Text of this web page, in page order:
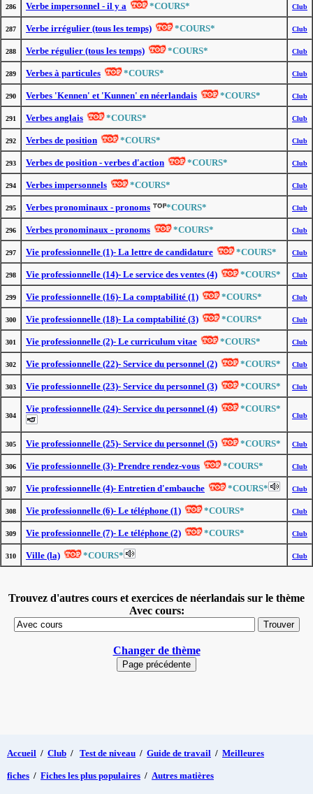
286 Verbe impersonnel - il y a *COURS* Club
287 Verbe irrégulier (tous les temps) *COURS* Club
288 Verbe régulier (tous les temps) *COURS* Club
289 Verbes à particules *COURS* Club
290 Verbes 'Kennen' et 'Kunnen' en néerlandais *COURS* Club
291 Verbes anglais *COURS* Club
292 Verbes de position *COURS* Club
293 Verbes de position - verbes d'action *COURS* Club
294 Verbes impersonnels *COURS* Club
295 Verbes pronominaux - pronoms *COURS* Club
296 Verbes pronominaux - pronoms *COURS* Club
297 Vie professionnelle (1)- La lettre de candidature *COURS* Club
298 Vie professionnelle (14)- Le service des ventes (4) *COURS* Club
299 Vie professionnelle (16)- La comptabilité (1) *COURS* Club
300 Vie professionnelle (18)- La comptabilité (3) *COURS* Club
301 Vie professionnelle (2)- Le curriculum vitae *COURS* Club
302 Vie professionnelle (22)- Service du personnel (2) *COURS* Club
303 Vie professionnelle (23)- Service du personnel (3) *COURS* Club
304
Vie professionnelle (24)- Service du personnel (4) *COURS*
Club
305 Vie professionnelle (25)- Service du personnel (5) *COURS* Club
306 Vie professionnelle (3)- Prendre rendez-vous *COURS* Club
307 Vie professionnelle (4)- Entretien d'embauche *COURS* Club
308 Vie professionnelle (6)- Le téléphone (1) *COURS* Club
309 Vie professionnelle (7)- Le téléphone (2) *COURS* Club
310 Ville (la) *COURS* Club
Trouvez d'autres cours et exercices de néerlandais sur le thème
Avec cours:
Changer de thème
Accueil / Club / Test de niveau / Guide de travail / Meilleures
fiches / Fiches les plus populaires / Autres matières